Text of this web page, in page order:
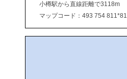
小樽駅から直線距離で3118m
マップコード：493 754 811*81